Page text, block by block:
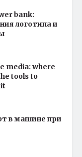
bank:
логотипа и
media: where
tools to
в машине при